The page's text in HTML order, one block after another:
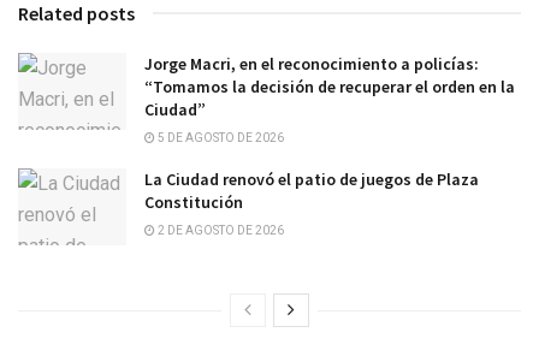
Related posts
Jorge Macri, en el reconocimiento a policías:
“Tomamos la decisión de recuperar el orden en la
Ciudad”
5 DE AGOSTO DE 2026
La Ciudad renovó el patio de juegos de Plaza
Constitución
2 DE AGOSTO DE 2026